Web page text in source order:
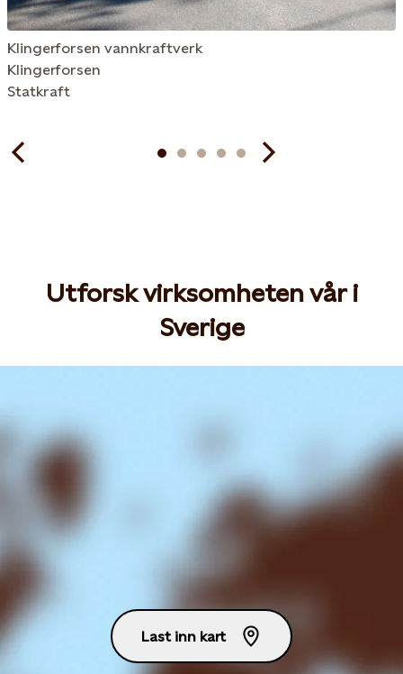
Klingerforsen vannkraftverk
Klingerforsen
Statkraft
Utforsk virksomheten vår i
Sverige
Last inn kart